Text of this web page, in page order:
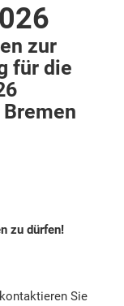
zur
für die
zu dürfen!
Sie